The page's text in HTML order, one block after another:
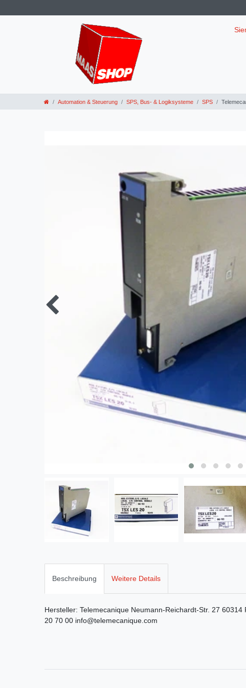
Automation & Steuerung SPS, Bus- & Logiksysteme SPS
Beschreibung Weitere Details
Hersteller: Telemecanique Neumann-Reichardt-Str. 27 60314
20 70 00 info@telemecanique.com